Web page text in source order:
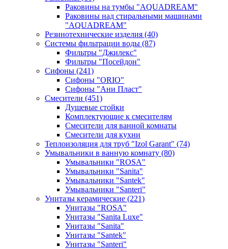
Раковины на тумбы "AQUADREAM"
Раковины над стиральными машинами
"AQUADREAM"
Резинотехнические изделия (40)
Системы фильтрации воды (87)
Фильтры "Джилекс"
Фильтры "Посейдон"
Сифоны (241)
Сифоны "ORIO"
Сифоны "Ани Пласт"
Смесители (451)
Душевые стойки
Комплектующие к смесителям
Смесители для ванной комнаты
Смесители для кухни
Теплоизоляция для труб "Izol Garant" (74)
Умывальники в ванную комнату (80)
Умывальники "ROSA"
Умывальники "Sanita"
Умывальники "Santek"
Умывальники "Santeri"
Унитазы керамические (221)
Унитазы "ROSA"
Унитазы "Sanita Luxe"
Унитазы "Sanita"
Унитазы "Santek"
Унитазы "Santeri"